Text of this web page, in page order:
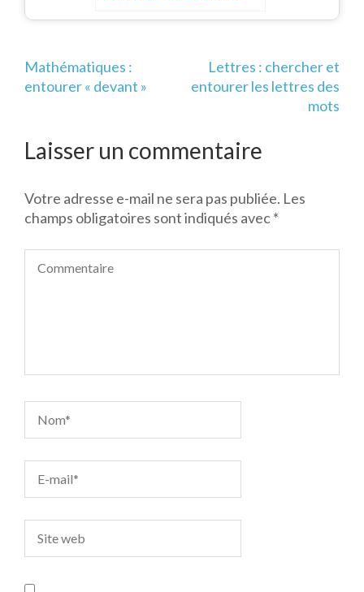
Navigation
de
Mathématiques :
entourer « devant »
Lettres : chercher et
entourer les lettres des
mots
Laisser un commentaire
Votre adresse e-mail ne sera pas publiée. Les
champs obligatoires sont indiqués avec*